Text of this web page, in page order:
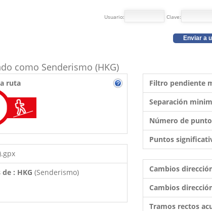
Usuario: Clave:
Enviar a
como Senderismo (HKG)
ruta
: HKG (Senderismo)
Filtro pendiente
Separación
Número de
Puntos
Cambios
Cambios
Tramos rectos